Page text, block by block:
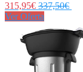
315,95€ 337,50€
Ver Oferta